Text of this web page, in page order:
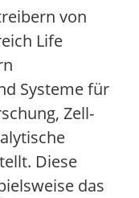
von
Life
Systeme für
Zell-
Diese
das